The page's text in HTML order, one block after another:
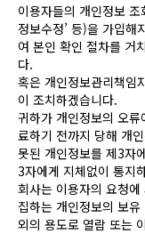
이용자들의 개인정보 조
정보수정’ 등)을 가입해
여 본인 확인 절차를 거
다.
혹은 개인정보관리책임
이 조치하겠습니다.
귀하가 개인정보의 오
료하기 전까지 당해 개
못된 개인정보를 제3자
3자에게 지체없이 통지
회사는 이용자의 요청
집하는 개인정보의 보
외의 용도로 열람 또는